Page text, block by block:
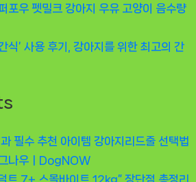
포우 펫밀크 강아지 우유 고양이 음수량
식’ 사용 후기, 강아지를 위한 최고의 간
강아지리드줄 선택법
나우ㅣDogNOW